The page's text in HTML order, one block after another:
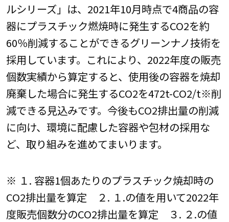
ルシリーズ」は、2021年10月時点で4商品の容
器にプラスチック燃焼時に発生するCO2を約
60％削減することができるグリーンナノ技術を
採用しています。これにより、2022年度の販売
個数実績から算定すると、使用後の容器を焼却
廃棄した場合に発生するCO2を472t-CO2/t※削
減できる見込みです。今後もCO2排出量の削減
に向け、環境に配慮した容器や包材の採用な
ど、取り組みを進めてまいります。
※ １. 容器1個あたりのプラスチック焼却時の
CO2排出量を算定 ２. １.の値を用いて2022年
度販売個数分のCO2排出量を算定 ３. ２.の値